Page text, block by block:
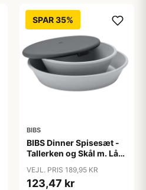
SPAR 35%
BIBS
BIBS Dinner Spisesæt -
Tallerken og Skål m. Låg
VEJL. PRIS 189,95 KR
123,47 kr